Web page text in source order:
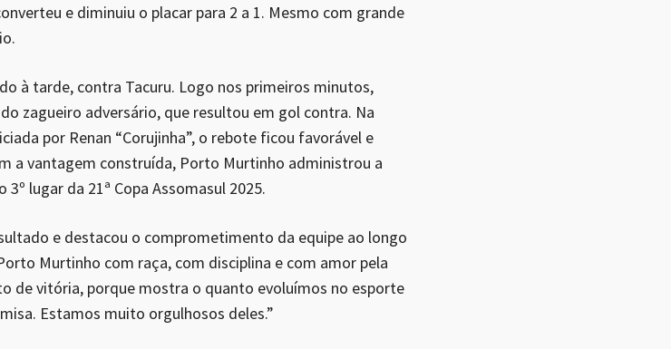
e diminuiu o placar para 2 a 1. Mesmo com grande
à tarde, contra Tacuru. Logo nos primeiros minutos,
zagueiro adversário, que resultou em gol contra. Na
por Renan “Corujinha”, o rebote ficou favorável e
a vantagem construída, Porto Murtinho administrou a
lugar da 21ª Copa Assomasul 2025.
e destacou o comprometimento da equipe ao longo
Murtinho com raça, com disciplina e com amor pela
de vitória, porque mostra o quanto evoluímos no esporte
Estamos muito orgulhosos deles.”